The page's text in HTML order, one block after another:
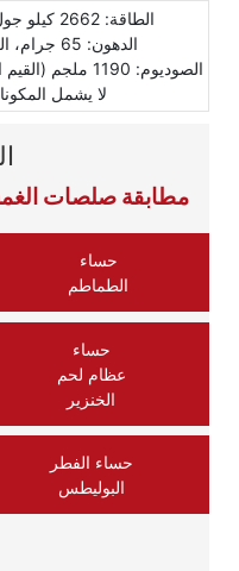
الصوديوم: 1190
لا يشمل
مطابقة صلصات
حساء
الطماطم
حساء
عظام لحم
الخنزير
حساء الفطر
البوليطس